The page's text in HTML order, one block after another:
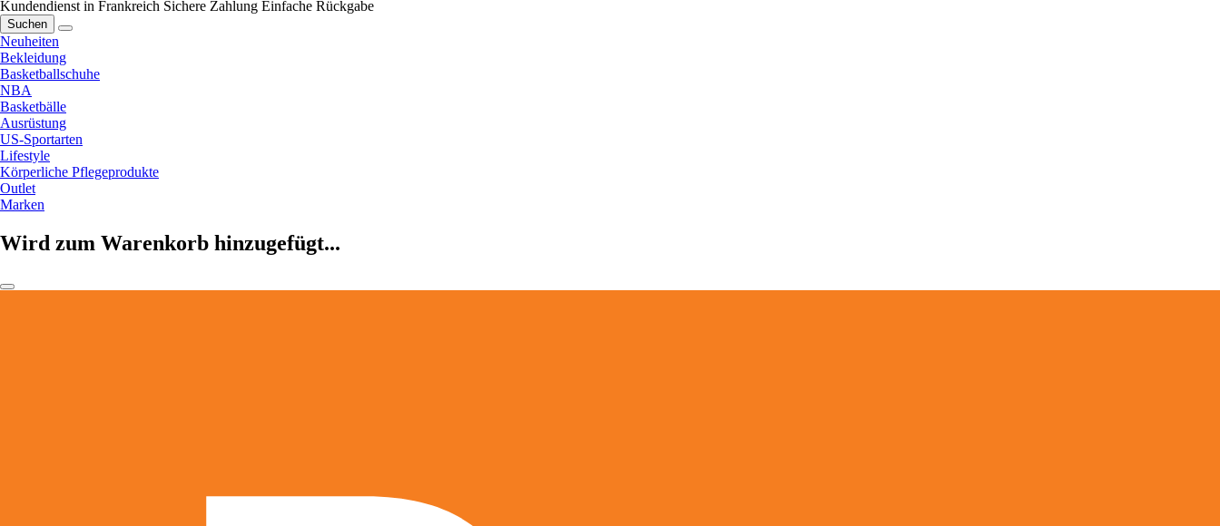
Kundendienst in Frankreich Sichere Zahlung Einfache Rückgabe
Suchen
Neuheiten
Bekleidung
Basketballschuhe
NBA
Basketbälle
Ausrüstung
US-Sportarten
Lifestyle
Körperliche Pflegeprodukte
Outlet
Marken
Wird zum Warenkorb hinzugefügt...